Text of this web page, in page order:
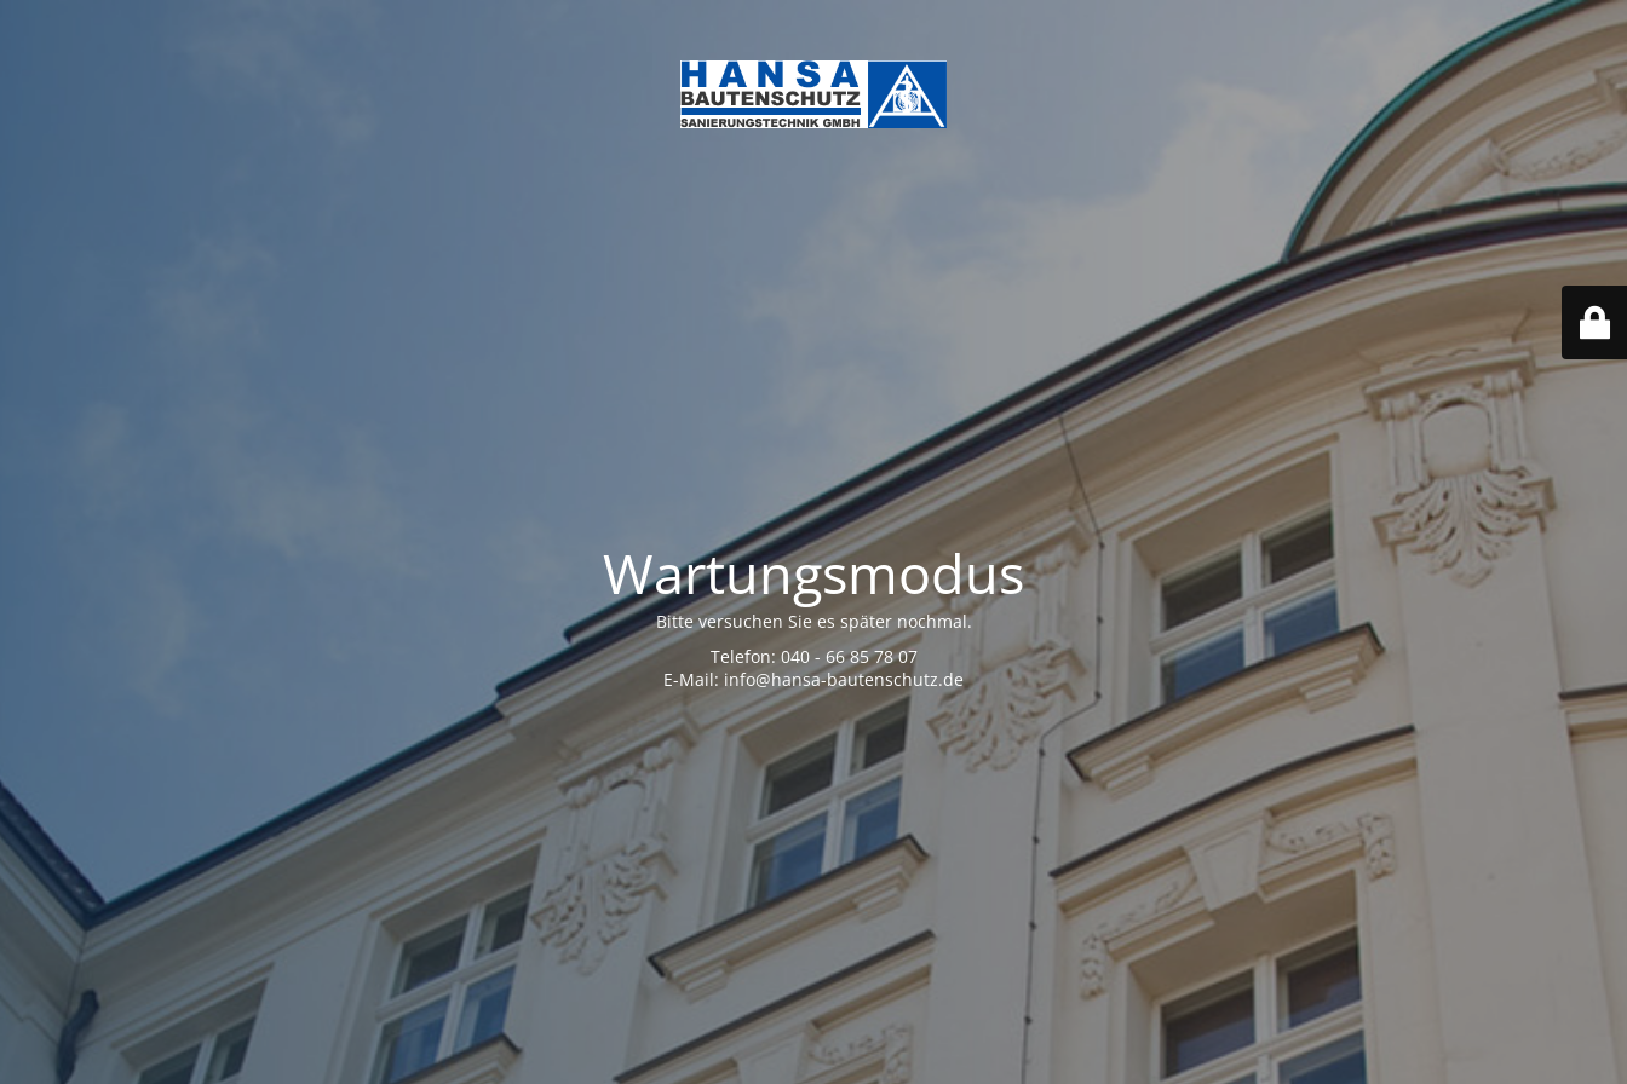
Wartungsmodus
Bitte versuchen Sie es später nochmal.
Telefon: 040 - 66 85 78 07
E-Mail: info@hansa-bautenschutz.de